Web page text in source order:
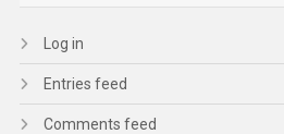
Log in
Entries feed
Comments feed